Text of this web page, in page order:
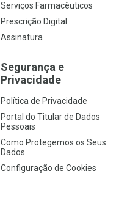
Serviços Farmacêuticos
Prescrição Digital
Assinatura
Segurança e
Privacidade
Política de Privacidade
Portal do Titular de Dados
Pessoais
Como Protegemos os Seus
Dados
Configuração de Cookies